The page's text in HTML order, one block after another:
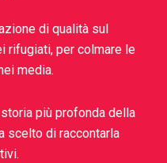
di qualità sul
rifugiati, per colmare le
media.
più profonda della
scelto di raccontarla